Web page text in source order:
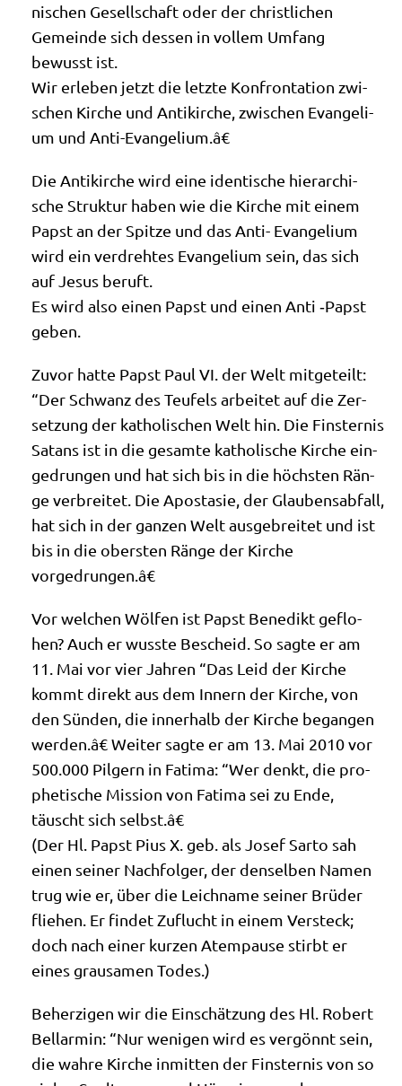
ni­schen Gesell­schaft oder der christ­li­chen
Gemein­de sich des­sen in vol­lem Umfang
bewusst ist.
Wir erle­ben jetzt die letz­te Kon­fron­ta­ti­on zwi­
schen Kir­che und Anti­kir­che, zwi­schen Evan­ge­li­
um und Anti-Evangelium.â€
Die Anti­kir­che wird eine iden­ti­sche hier­ar­chi­
sche Struk­tur haben wie die Kir­che mit einem
Papst an der Spit­ze und das Anti- Evan­ge­li­um
wird ein ver­dreh­tes Evan­ge­li­um sein, das sich
auf Jesus beruft.
Es wird also einen Papst und einen Anti ‑Papst
geben.
Zuvor hat­te Papst Paul VI. der Welt mit­ge­teilt:
“Der Schwanz des Teu­fels arbei­tet auf die Zer­
set­zung der katho­li­schen Welt hin. Die Fin­ster­nis
Satans ist in die gesam­te katho­li­sche Kir­che ein­
ge­drun­gen und hat sich bis in die höch­sten Rän­
ge ver­brei­tet. Die Apo­sta­sie, der Glau­bens­ab­fall,
hat sich in der gan­zen Welt aus­ge­brei­tet und ist
bis in die ober­sten Rän­ge der Kir­che
vorgedrungen.â€
Vor wel­chen Wöl­fen ist Papst Bene­dikt geflo­
hen? Auch er wuss­te Bescheid. So sag­te er am
11. Mai vor vier Jah­ren “Das Leid der Kir­che
kommt direkt aus dem Innern der Kir­che, von
den Sün­den, die inner­halb der Kir­che began­gen
werden.â€ Wei­ter sag­te er am 13. Mai 2010 vor
500.000 Pil­gern in Fati­ma: “Wer denkt, die pro­
phe­ti­sche Mis­si­on von Fati­ma sei zu Ende,
täuscht sich selbst.â€
(Der Hl. Papst Pius X. geb. als Josef Sar­to sah
einen sei­ner Nach­fol­ger, der den­sel­ben Namen
trug wie er, über die Leich­na­me sei­ner Brü­der
flie­hen. Er fin­det Zuflucht in einem Ver­steck;
doch nach einer kur­zen Atem­pau­se stirbt er
eines grau­sa­men Todes.)
Beher­zi­gen wir die Ein­schät­zung des Hl. Robert
Bell­ar­min: “Nur weni­gen wird es ver­gönnt sein,
die wah­re Kir­che inmit­ten der Fin­ster­nis von so